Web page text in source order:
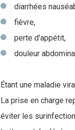
diarrhées
fièvre,
perte d'appétit,
douleur
Étant une maladie
La prise en charge
éviter les